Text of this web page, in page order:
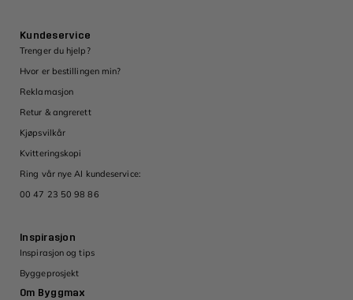
Kundeservice
Trenger du hjelp?
Hvor er bestillingen min?
Reklamasjon
Retur & angrerett
Kjøpsvilkår
Kvitteringskopi
Ring vår nye AI kundeservice:
00 47 23 50 98 86
Inspirasjon
Inspirasjon og tips
Byggeprosjekt
Om Byggmax